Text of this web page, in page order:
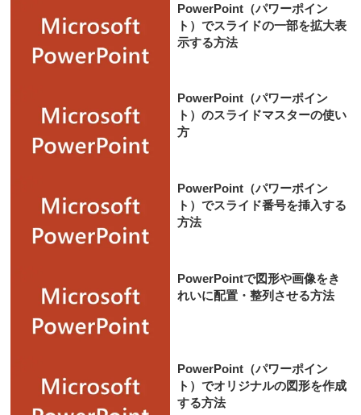
PowerPoint（パワーポイン
ト）でスライドの一部を拡大表
示する方法
PowerPoint（パワーポイン
ト）のスライドマスターの使い
方
PowerPoint（パワーポイン
ト）でスライド番号を挿入する
方法
PowerPointで図形や画像をき
れいに配置・整列させる方法
PowerPoint（パワーポイン
ト）でオリジナルの図形を作成
する方法